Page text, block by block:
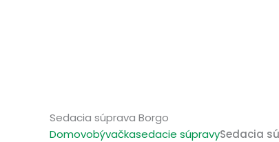
Sedacia súprava Borgo
Domovobývačkasedacie súpravySedacia